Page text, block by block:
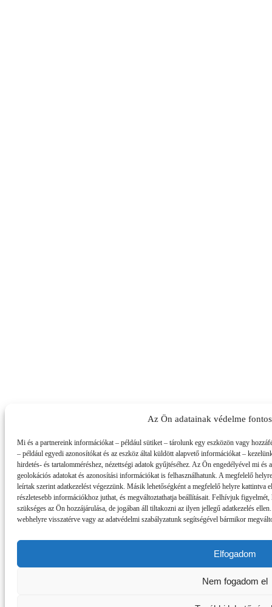
Az Ön adatainak védelme
Mi és a partnereink információkat – például sütiket – tárolunk egy eszközön vagy
– például egyedi azonosítókat és az eszköz által küldött alapvető információkat –
hirdetés- és tartalomméréshez, nézettségi adatok gyűjtéséhez. Az Ön engedélyével mi
geolokációs adatokat és azonosítási információkat is felhasználhatunk. A megfelelő
leírtak szerint adatkezelést végezzünk. Másik lehetőségként a megfelelő helyre kattintva
részletesebb információkhoz juthat, és megváltoztathatja beállításait. Felhívjuk
szükséges az Ön hozzájárulása, de jogában áll tiltakozni az ilyen jellegű adatkezelés
webhelyre visszatérve vagy az adatvédelmi szabályzatunk segítségével bármikor
Elfogadom
Nem fogadom el